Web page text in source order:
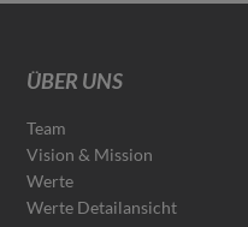
ÜBER UNS
Team
Vision & Mission
Werte
Werte Detailansicht